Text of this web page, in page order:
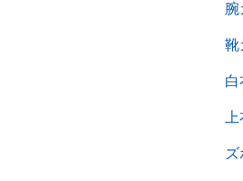
腕
靴
白
上
ズ